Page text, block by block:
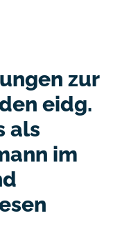
zur
eidg.
als
im